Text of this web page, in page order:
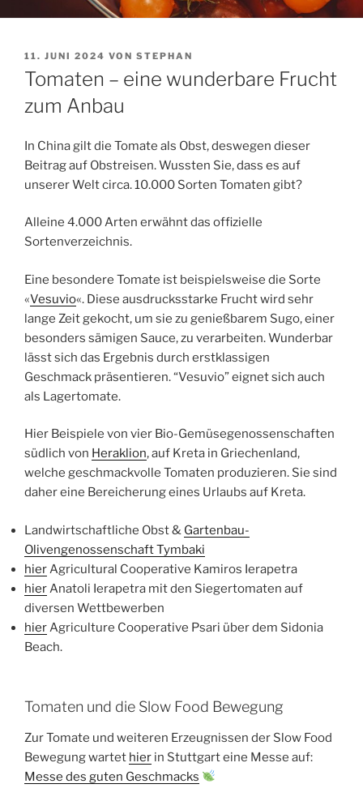
VERÖFFENTLICHT
AM
11. JUNI 2024 VON STEPHAN
Tomaten – eine wunderbare Frucht
zum Anbau
In China gilt die Tomate als Obst, deswegen dieser
Beitrag auf Obstreisen. Wussten Sie, dass es auf
unserer Welt circa. 10.000 Sorten Tomaten gibt?
Alleine 4.000 Arten erwähnt das offizielle
Sortenverzeichnis.
Eine besondere Tomate ist beispielsweise die Sorte
«Vesuvio«. Diese ausdrucksstarke Frucht wird sehr
lange Zeit gekocht, um sie zu genießbarem Sugo, einer
besonders sämigen Sauce, zu verarbeiten. Wunderbar
lässt sich das Ergebnis durch erstklassigen
Geschmack präsentieren. “Vesuvio” eignet sich auch
als Lagertomate.
Hier Beispiele von vier Bio-Gemüsegenossenschaften
südlich von Heraklion, auf Kreta in Griechenland,
welche geschmackvolle Tomaten produzieren. Sie sind
daher eine Bereicherung eines Urlaubs auf Kreta.
Landwirtschaftliche Obst & Gartenbau-
Olivengenossenschaft Tymbaki
hierAgricultural Cooperative Kamiros Ierapetra
hierAnatoli Ierapetra mit den Siegertomaten auf
diversen Wettbewerben
hierAgriculture Cooperative Psari über dem Sidonia
Beach.
Tomaten und die Slow Food Bewegung
Zur Tomate und weiteren Erzeugnissen der Slow Food
Bewegung wartet hier in Stuttgart eine Messe auf:
Messe des guten Geschmacks